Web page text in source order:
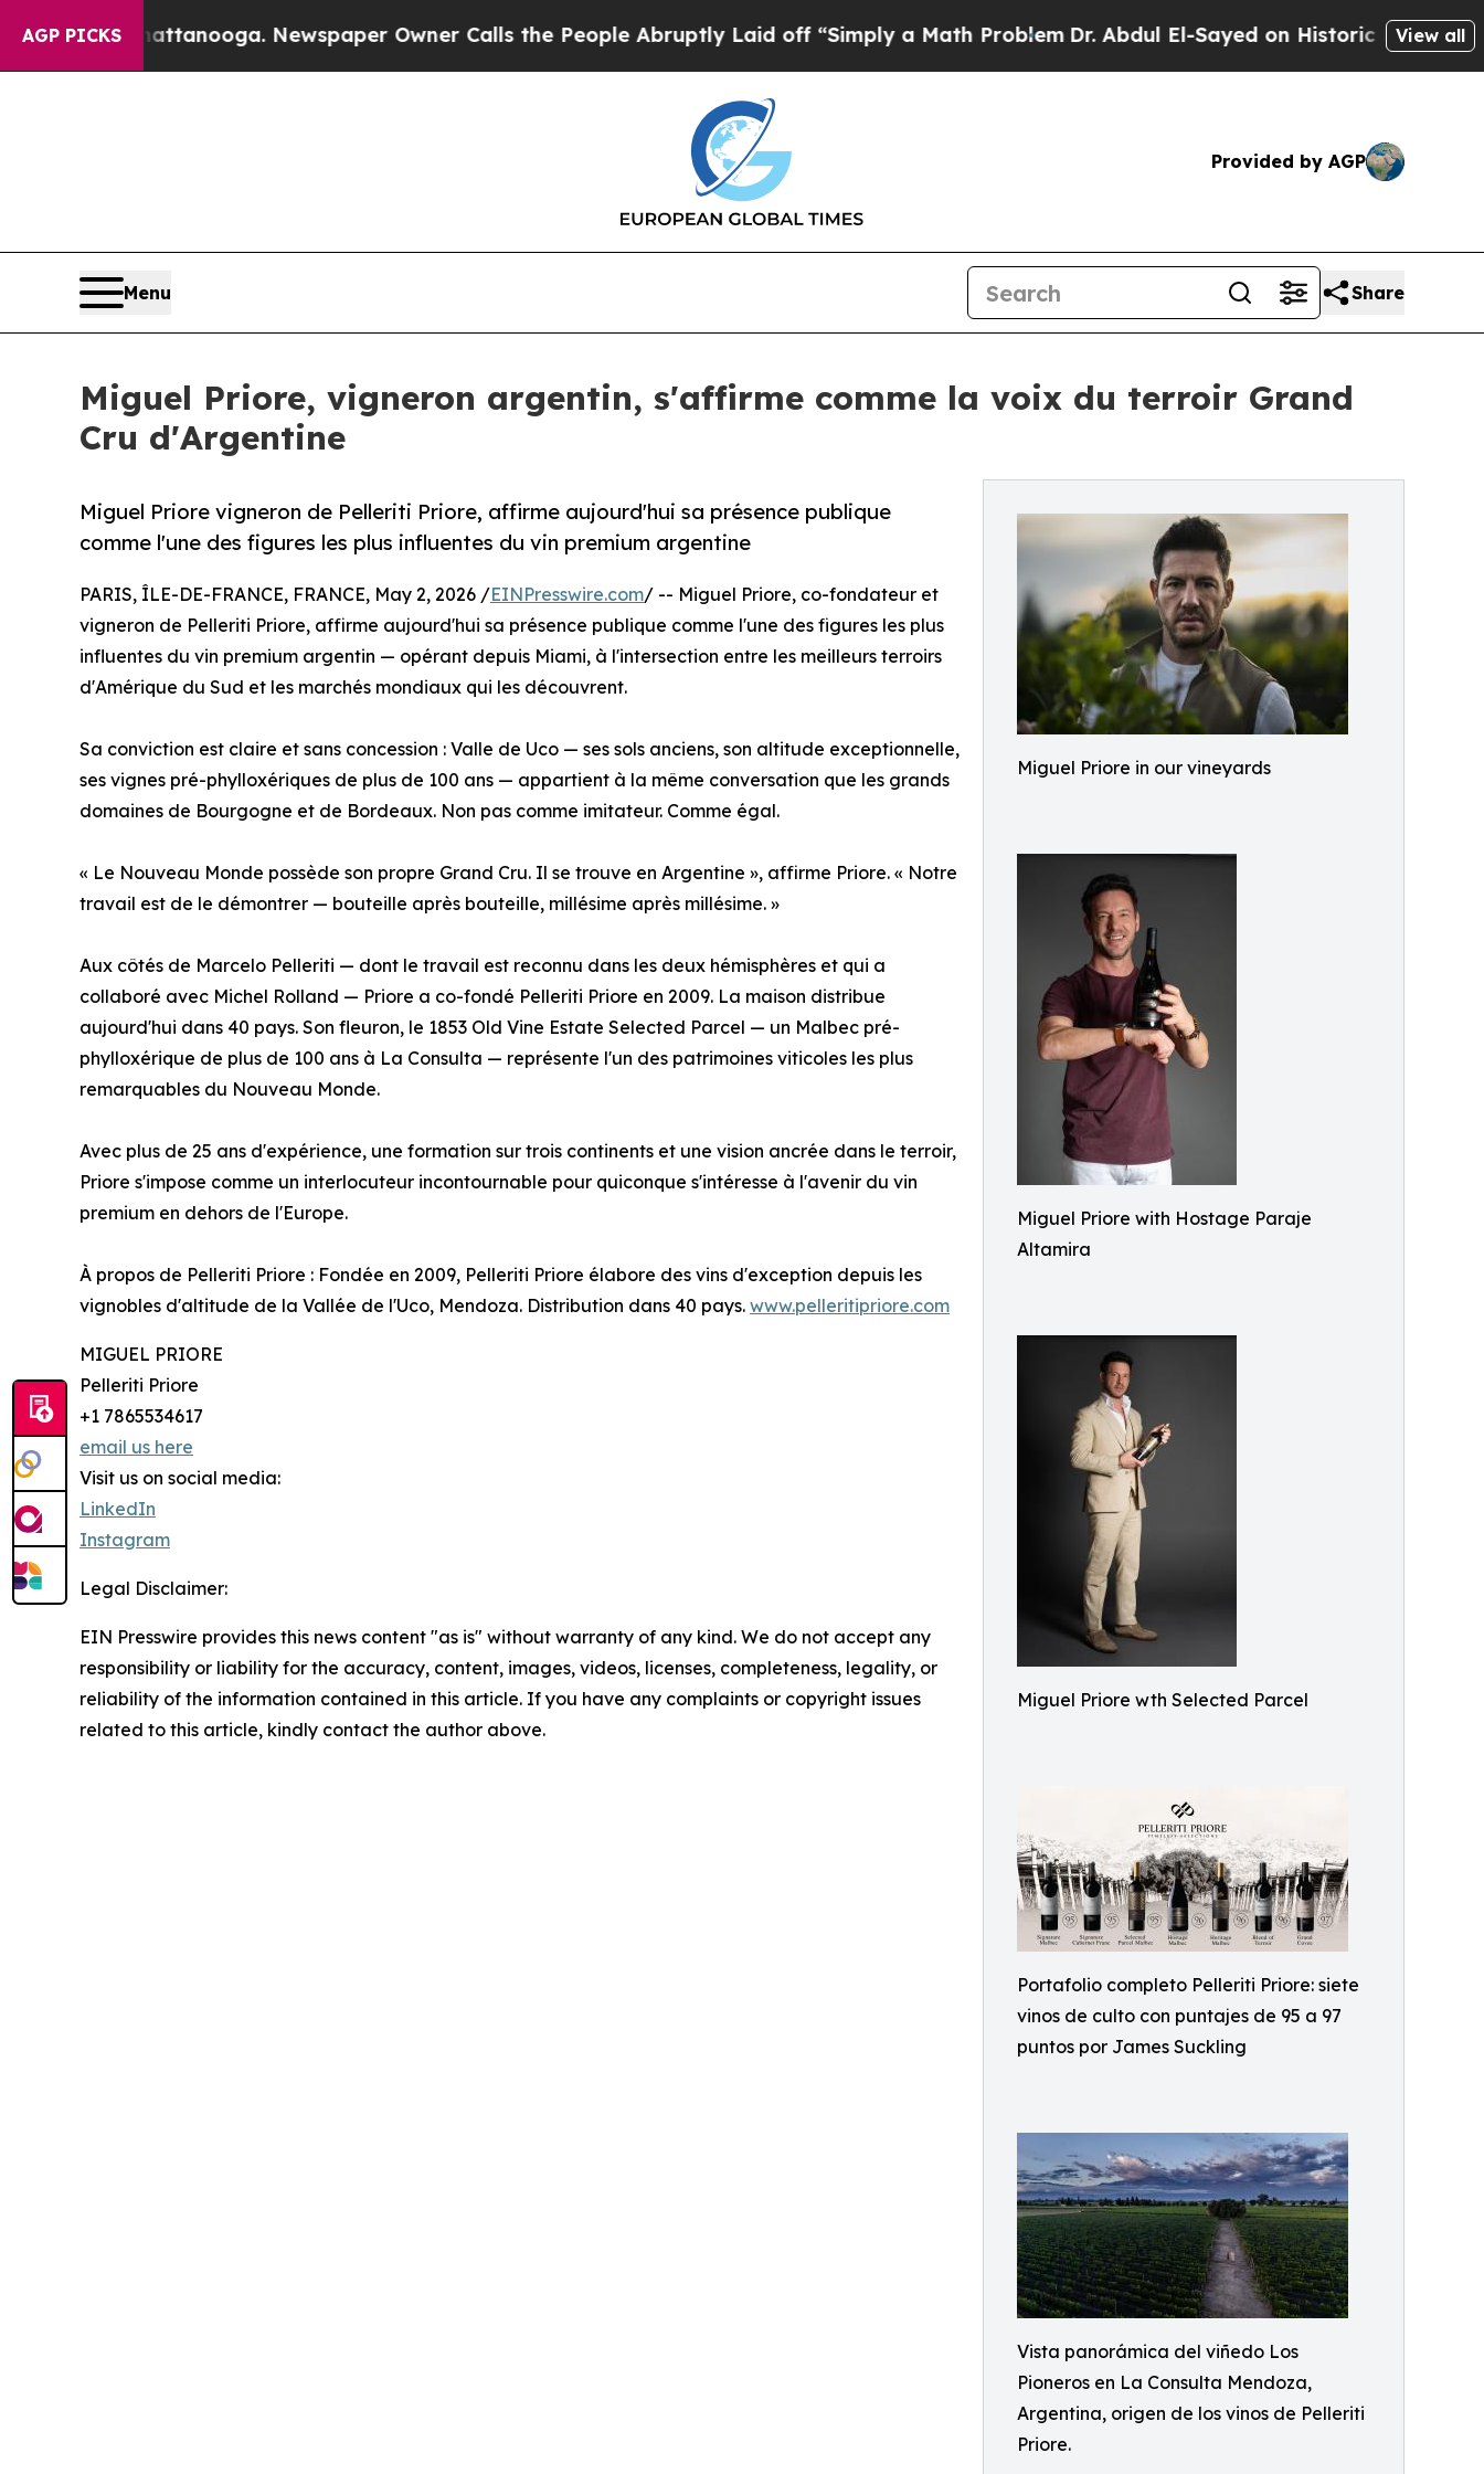
AGP PICKS
in Chattanooga. Newspaper Owner Calls the People Abruptly Laid off “Simply a Math Problem Dr. Abdul El-Sayed on Historic Michigan Win:
View all
Provided by AGP
Menu Share
Miguel Priore, vigneron argentin, s'affirme comme la voix du terroir Grand
Cru d'Argentine
Miguel Priore in our vineyards
Miguel Priore with Hostage Paraje
Altamira
Miguel Priore wth Selected Parcel
Portafolio completo Pelleriti Priore: siete
vinos de culto con puntajes de 95 a 97
puntos por James Suckling
Vista panorámica del viñedo Los
Pioneros en La Consulta Mendoza,
Argentina, origen de los vinos de Pelleriti
Priore.
Miguel Priore vigneron de Pelleriti Priore, affirme aujourd'hui sa présence publique
comme l'une des figures les plus influentes du vin premium argentine
PARIS, ÎLE-DE-FRANCE, FRANCE, May 2, 2026 /EINPresswire.com/ -- Miguel Priore, co-fondateur et
vigneron de Pelleriti Priore, affirme aujourd'hui sa présence publique comme l'une des figures les plus
influentes du vin premium argentin — opérant depuis Miami, à l'intersection entre les meilleurs terroirs
d'Amérique du Sud et les marchés mondiaux qui les découvrent.
Sa conviction est claire et sans concession : Valle de Uco — ses sols anciens, son altitude exceptionnelle,
ses vignes pré-phylloxériques de plus de 100 ans — appartient à la même conversation que les grands
domaines de Bourgogne et de Bordeaux. Non pas comme imitateur. Comme égal.
« Le Nouveau Monde possède son propre Grand Cru. Il se trouve en Argentine », affirme Priore. « Notre
travail est de le démontrer — bouteille après bouteille, millésime après millésime. »
Aux côtés de Marcelo Pelleriti — dont le travail est reconnu dans les deux hémisphères et qui a
collaboré avec Michel Rolland — Priore a co-fondé Pelleriti Priore en 2009. La maison distribue
aujourd'hui dans 40 pays. Son fleuron, le 1853 Old Vine Estate Selected Parcel — un Malbec pré-
phylloxérique de plus de 100 ans à La Consulta — représente l'un des patrimoines viticoles les plus
remarquables du Nouveau Monde.
Avec plus de 25 ans d'expérience, une formation sur trois continents et une vision ancrée dans le terroir,
Priore s'impose comme un interlocuteur incontournable pour quiconque s'intéresse à l'avenir du vin
premium en dehors de l'Europe.
À propos de Pelleriti Priore : Fondée en 2009, Pelleriti Priore élabore des vins d'exception depuis les
vignobles d'altitude de la Vallée de l'Uco, Mendoza. Distribution dans 40 pays. www.pelleritipriore.com
MIGUEL PRIORE
Pelleriti Priore
+1 7865534617
email us here
Visit us on social media:
LinkedIn
Instagram
Legal Disclaimer:
EIN Presswire provides this news content "as is" without warranty of any kind. We do not accept any
responsibility or liability for the accuracy, content, images, videos, licenses, completeness, legality, or
reliability of the information contained in this article. If you have any complaints or copyright issues
related to this article, kindly contact the author above.